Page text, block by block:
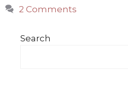
2 Comments
Search